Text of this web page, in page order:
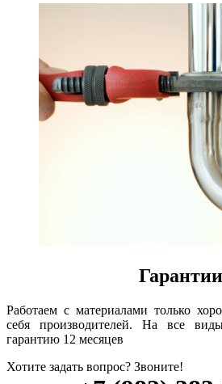
Гарантии
Работаем с материалами только
себя производителей. На все
гарантию 12 месяцев
Хотите задать вопрос? Звоните!